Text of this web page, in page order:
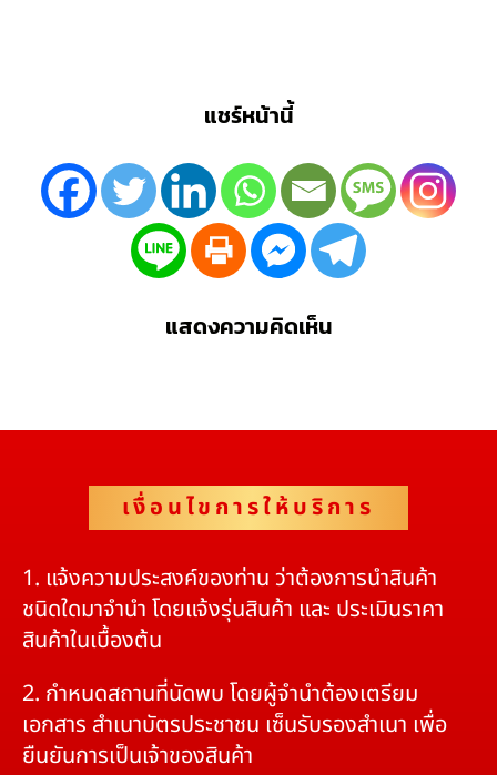
แชร์หน้านี้
แสดงความคิดเห็น
เงื่อนไขการให้บริการ
1. แจ้งความประสงค์ของท่าน ว่าต้องการนำสินค้า
ชนิดใดมาจำนำ โดยแจ้งรุ่นสินค้า และ ประเมินราคา
สินค้าในเบื้องต้น
2. กำหนดสถานที่นัดพบ โดยผู้จำนำต้องเตรียม
เอกสาร สำเนาบัตรประชาชน เซ็นรับรองสำเนา เพื่อ
ยืนยันการเป็นเจ้าของสินค้า